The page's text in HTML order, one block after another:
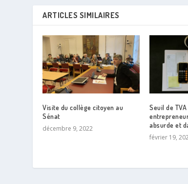
ARTICLES SIMILAIRES
Visite du collège citoyen au
Sénat
décembre 9, 2022
Seuil de
absurde et
février 19,